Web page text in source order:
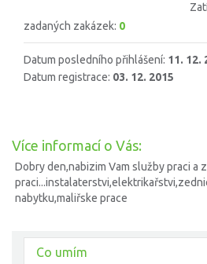
zadaných zakázek: 0
Datum posledního přihlášení: 11. 12.
Datum registrace: 03. 12. 2015
Více informací o Vás:
Dobry den,nabizim Vam služby praci a
nabytku,maliřske prace
Co umím